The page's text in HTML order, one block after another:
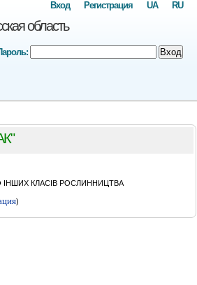
область
RU
UA
Регистрация
Вход
Вход
КЛАСІВ РОСЛИННИЦТВА
)